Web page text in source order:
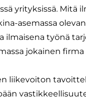
yrityksissä. Mitä
asemassa
ilmaisena työnä
jokainen
liikevoiton